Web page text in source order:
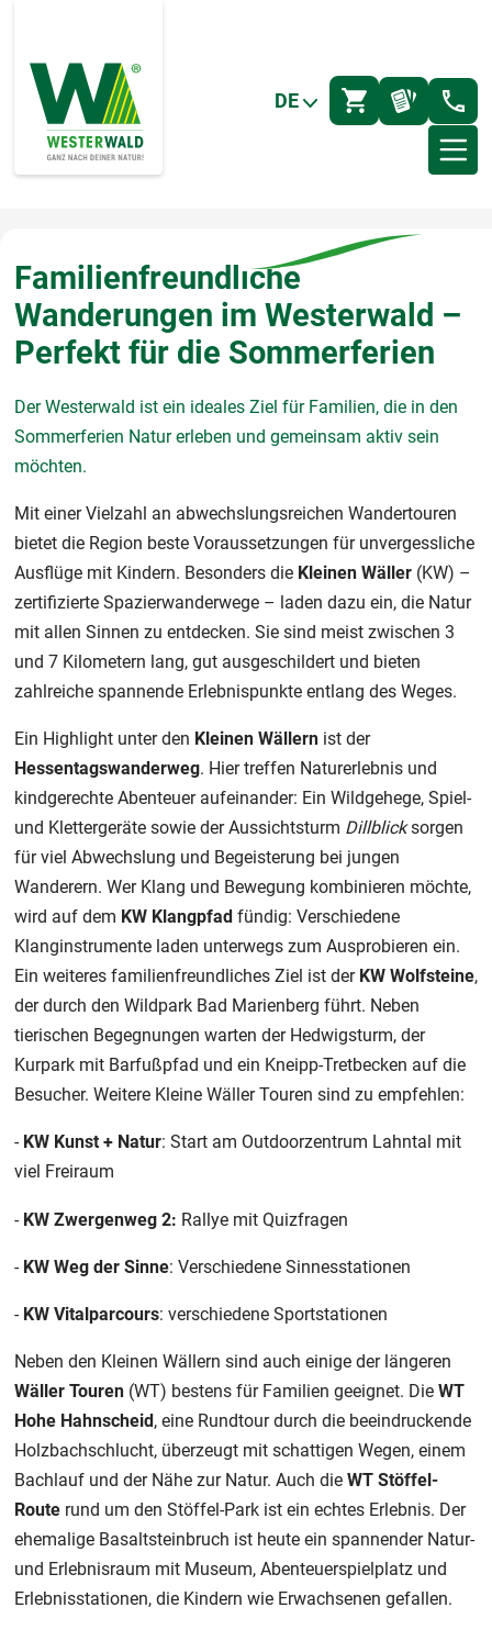
DE
Familienfreundliche
Wanderungen im Westerwald –
Perfekt für die Sommerferien
Der Westerwald ist ein ideales Ziel für Familien, die in den
Sommerferien Natur erleben und gemeinsam aktiv sein
möchten.
Mit einer Vielzahl an abwechslungsreichen Wandertouren
bietet die Region beste Voraussetzungen für unvergessliche
Ausflüge mit Kindern. Besonders die Kleinen Wäller (KW) –
zertifizierte Spazierwanderwege – laden dazu ein, die Natur
mit allen Sinnen zu entdecken. Sie sind meist zwischen 3
und 7 Kilometern lang, gut ausgeschildert und bieten
zahlreiche spannende Erlebnispunkte entlang des Weges.
Ein Highlight unter den Kleinen Wällern ist der
Hessentagswanderweg. Hier treffen Naturerlebnis und
kindgerechte Abenteuer aufeinander: Ein Wildgehege, Spiel-
und Klettergeräte sowie der Aussichtsturm Dillblicksorgen
für viel Abwechslung und Begeisterung bei jungen
Wanderern. Wer Klang und Bewegung kombinieren möchte,
wird auf dem KW Klangpfad fündig: Verschiedene
Klanginstrumente laden unterwegs zum Ausprobieren ein.
Ein weiteres familienfreundliches Ziel ist der KW Wolfsteine,
der durch den Wildpark Bad Marienberg führt. Neben
tierischen Begegnungen warten der Hedwigsturm, der
Kurpark mit Barfußpfad und ein Kneipp-Tretbecken auf die
Besucher. Weitere Kleine Wäller Touren sind zu empfehlen:
- KW Kunst + Natur: Start am Outdoorzentrum Lahntal mit
viel Freiraum
- KW Zwergenweg 2: Rallye mit Quizfragen
- KW Weg der Sinne: Verschiedene Sinnesstationen
- KW Vitalparcours: verschiedene Sportstationen
Neben den Kleinen Wällern sind auch einige der längeren
Wäller Touren (WT) bestens für Familien geeignet. Die WT
Hohe Hahnscheid, eine Rundtour durch die beeindruckende
Holzbachschlucht, überzeugt mit schattigen Wegen, einem
Bachlauf und der Nähe zur Natur. Auch die WT Stöffel-
Route rund um den Stöffel-Park ist ein echtes Erlebnis. Der
ehemalige Basaltsteinbruch ist heute ein spannender Natur-
und Erlebnisraum mit Museum, Abenteuerspielplatz und
Erlebnisstationen, die Kindern wie Erwachsenen gefallen.